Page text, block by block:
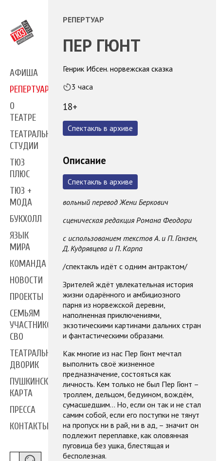
АФИША
РЕПЕРТУАР
О
ТЕАТРЕ
ТЕАТРАЛЬНЫЕ
СТУДИИ
ТЮЗ
ПЛЮС
ТЮЗ +
МОДА
БУКХОЛЛ
ЯЗЫК
МИРА
КОМАНДА
НОВОСТИ
ПРОЕКТЫ
СЕМЬЯМ
УЧАСТНИКОВ
СВО
ТЕАТРАЛЬНЫЙ
ДВОРИК
ПУШКИНСКАЯ
КАРТА
ПРЕССА
КОНТАКТЫ
РЕПЕРТУАР
ПЕР ГЮНТ
Генрик Ибсен. норвежская сказка
3 часа
18+
Спектакль в архиве
Описание
Спектакль в архиве
вольный перевод Жени Беркович
сценическая редакция Романа Феодори
с использованием текстов А. и П. Ганзен,
Д. Кудрявцева и П. Карпа
/спектакль идёт с одним антрактом/
Зрителей ждёт увлекательная история
жизни одарённого и амбициозного
парня из норвежской деревни,
наполненная приключениями,
экзотическими картинами дальних стран
и фантастическими образами.
Как многие из нас Пер Гюнт мечтал
выполнить своё жизненное
предназначение, состояться как
личность. Кем только не был Пер Гюнт –
троллем, дельцом, бедуином, вождём,
сумасшедшим… Но, если он так и не стал
самим собой, если его поступки не тянут
на пропуск ни в рай, ни в ад, – значит он
подлежит переплавке, как оловянная
пуговица без ушка, блестящая и
бесполезная.